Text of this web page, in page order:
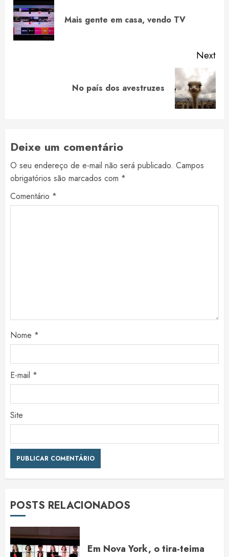
Reading Mais gente em casa, vendo TV
Next
No país dos avestruzes
Deixe um comentário
O seu endereço de e-mail não será publicado. Campos
obrigatórios são marcados com *
Comentário *
Nome *
E-mail *
Site
POSTS RELACIONADOS
Em Nova York, o tira-teima